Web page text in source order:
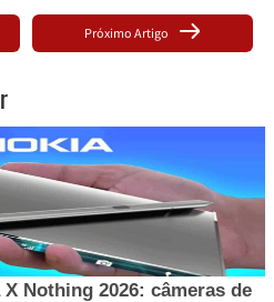
Próximo Artigo
Nothing 2026: câmeras de